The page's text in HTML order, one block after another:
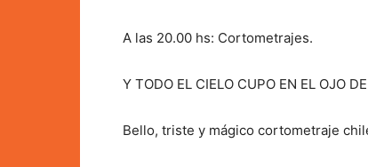
A las 20.00 hs: Cortometrajes.
Y TODO EL CIELO CUPO EN EL OJO
Bello, triste y mágico cortometraje